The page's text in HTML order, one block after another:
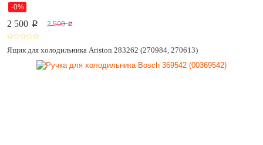
-0%
2 500 p 2 500 p
Ящик для холодильника Ariston 283262 (270984, 270613)